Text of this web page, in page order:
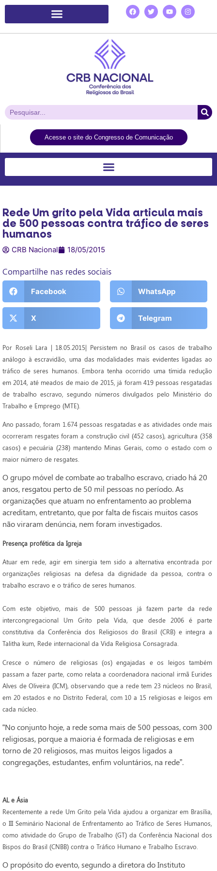
Acesse o site do Congresso de Comunicação
Rede Um grito pela Vida articula mais
de 500 pessoas contra tráfico de seres
humanos
CRB Nacional 18/05/2015
Compartilhe nas redes sociais
Facebook WhatsApp
X Telegram
Por Roseli Lara | 18.05.2015| Persistem no Brasil os casos de trabalho
análogo à escravidão, uma das modalidades mais evidentes ligadas ao
tráfico de seres humanos. Embora tenha ocorrido uma tímida redução
em 2014, até meados de maio de 2015, já foram 419 pessoas resgatadas
de trabalho escravo, segundo números divulgados pelo Ministério do
Trabalho e Emprego (MTE).
Ano passado, foram 1.674 pessoas resgatadas e as atividades onde mais
ocorreram resgates foram a construção civil (452 casos), agricultura (358
casos) e pecuária (238) mantendo Minas Gerais, como o estado com o
maior número de resgates.
O grupo móvel de combate ao trabalho escravo, criado há 20
anos, resgatou perto de 50 mil pessoas no período. As
organizações que atuam no enfrentamento ao problema
acreditam, entretanto, que por falta de fiscais muitos casos
não viraram denúncia, nem foram investigados.
Presença profética da Igreja
Atuar em rede, agir em sinergia tem sido a alternativa encontrada por
organizações religiosas na defesa da dignidade da pessoa, contra o
trabalho escravo e o tráfico de seres humanos.
Com este objetivo, mais de 500 pessoas já fazem parte da rede
intercongregacional Um Grito pela Vida, que desde 2006 é parte
constitutiva da Conferência dos Religiosos do Brasil (CRB) e integra a
Talitha kum, Rede internacional da Vida Religiosa Consagrada.
Cresce o número de religiosas (os) engajadas e os leigos também
passam a fazer parte, como relata a coordenadora nacional irmã Eurides
Alves de Oliveira (ICM), observando que a rede tem 23 núcleos no Brasil,
em 20 estados e no Distrito Federal, com 10 a 15 religiosas e leigos em
cada núcleo.
“No conjunto hoje, a rede soma mais de 500 pessoas, com 300
religiosas, porque a maioria é formada de religiosas e em
torno de 20 religiosos, mas muitos leigos ligados a
congregações, estudantes, enfim voluntários, na rede”.
AL e Ásia
Recentemente a rede Um Grito pela Vida ajudou a organizar em Brasília,
o III Seminário Nacional de Enfrentamento ao Tráfico de Seres Humanos,
como atividade do Grupo de Trabalho (GT) da Conferência Nacional dos
Bispos do Brasil (CNBB) contra o Tráfico Humano e Trabalho Escravo.
O propósito do evento, segundo a diretora do Instituto